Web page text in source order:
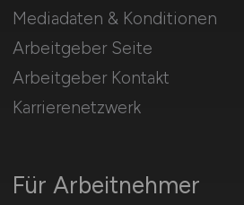
Für Arbeitnehmer
Mediadaten & Konditionen
Arbeitgeber Seite
Arbeitgeber Kontakt
Karrierenetzwerk